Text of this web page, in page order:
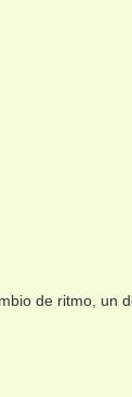
de ritmo, un